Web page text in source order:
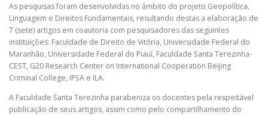
As pesquisas foram desenvolvidas no âmbito do projeto Geopolítica,
Linguagem e Direitos Fundamentais, resultando destas a elaboração de
7 (sete) artigos em coautoria com pesquisadores das seguintes
instituições: Faculdade de Direito de Vitória, Universidade Federal do
Maranhão, Universidade Federal do Piauí, Faculdade Santa Terezinha-
CEST, G20 Research Center on International Cooperation Beijing
Criminal College, IPSA e ILA.
A Faculdade Santa Terezinha parabeniza os docentes pela respeitável
publicação de seus artigos, assim como pelo compartilhamento do